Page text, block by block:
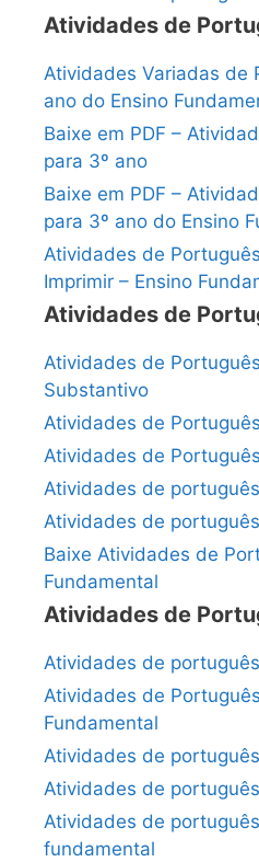
Atividades de
Atividades Variadas de
ano do Ensino
Baixe em PDF –
para 3º ano
Baixe em PDF –
para 3º ano do Ensino
Atividades de
Imprimir – Ensino
Atividades de
Atividades de
Substantivo
Atividades de
Atividades de
Atividades de
Atividades de
Baixe Atividades de
Fundamental
Atividades de
Atividades de
Atividades de
Fundamental
Atividades de
Atividades de
Atividades de
fundamental